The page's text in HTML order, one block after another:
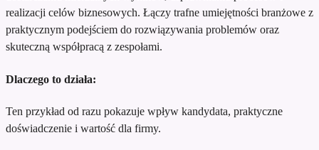
realizacji celów biznesowych. Łączy trafne umiejętności branżowe z
praktycznym podejściem do rozwiązywania problemów oraz
skuteczną współpracą z zespołami.
Dlaczego to działa:
Ten przykład od razu pokazuje wpływ kandydata, praktyczne
doświadczenie i wartość dla firmy.